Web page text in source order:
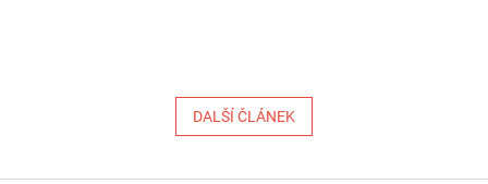
DALŠÍ ČLÁNEK